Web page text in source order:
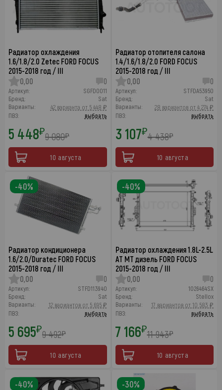
Радиатор охлаждения
1.6/1.8/2.0 Zetec FORD FOCUS
2015-2018 год / III
0,00
0
Артикул:
SGFD0011
Бренд:
Sat
Варианты:
42 варианта от 5 448 ₽
ПВЗ:
выбрать
5 448₽9 080₽
10 августа
Радиатор отопителя салона
1.4/1.6/1.8/2.0 FORD FOCUS
2015-2018 год / III
0,00
0
Артикул:
STFDA53950
Бренд:
Sat
Варианты:
28 вариантов от 4 274 ₽
ПВЗ:
выбрать
3 107₽4 438₽
10 августа
Радиатор кондиционера
1.6/2.0/Duratec FORD FOCUS
2015-2018 год / III
0,00
0
Артикул:
STFD113940
Бренд:
Sat
Варианты:
12 вариантов от 5 695 ₽
ПВЗ:
выбрать
5 695₽9 492₽
10 августа
-40%
Радиатор охлаждения 1.8L-2.5L
AT MT дизель FORD FOCUS
2015-2018 год / III
0,00
0
Артикул:
1026464SX
Бренд:
Stellox
Варианты:
17 вариантов от 10 583 ₽
ПВЗ:
выбрать
7 166₽11 943₽
10 августа
-40%
-40% -30%